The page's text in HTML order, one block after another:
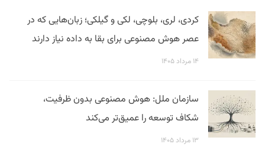
کردی، لری، بلوچی، لکی و گیلکی؛ زبان‌هایی که در
عصر هوش مصنوعی برای بقا به داده نیاز دارند
۱۴ مرداد ۱۴۰۵
سازمان ملل: هوش مصنوعی بدون ظرفیت،
شکاف توسعه را عمیق‌تر می‌کند
۱۳ مرداد ۱۴۰۵